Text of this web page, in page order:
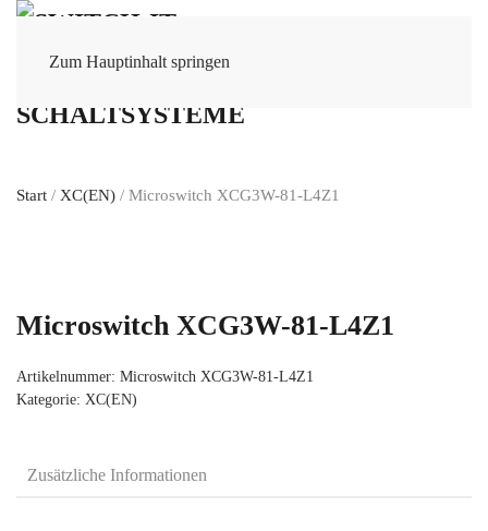
Zum Hauptinhalt springen
Start / XC(EN) / Microswitch XCG3W-81-L4Z1
Microswitch XCG3W-81-L4Z1
Artikelnummer: Microswitch XCG3W-81-L4Z1
Kategorie: XC(EN)
Zusätzliche Informationen